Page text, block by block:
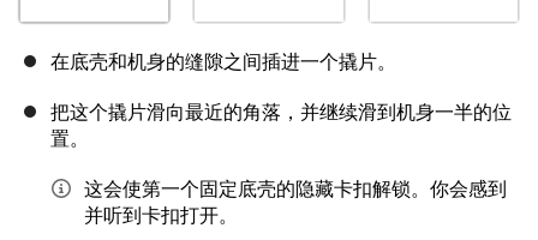
在底壳和机身的缝隙之间插进一个撬片。
把这个撬片滑向最近的角落，并继续滑到机身一半的位
置。
这会使第一个固定底壳的隐藏卡扣解锁。你会感到
并听到卡扣打开。